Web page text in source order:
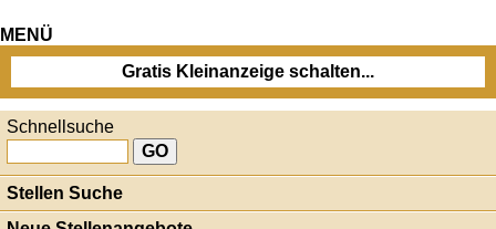
MENÜ
Gratis Kleinanzeige schalten...
Schnellsuche
Stellen Suche